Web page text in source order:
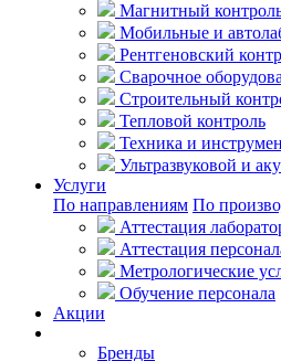
Магнитный
Мобильные и
Рентгеновский
Сварочное
Строительный
Тепловой контроль
Техника и
Ультразвуковой и
Услуги
По направлениям По
Аттестация
Аттестация
Метрологические
Обучение персонала
Акции
Бренды